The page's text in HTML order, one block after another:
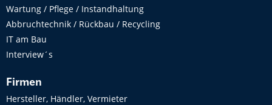
Wartung / Pflege / Instandhaltung
Abbruchtechnik / Rückbau / Recycling
IT am Bau
Interview´s
Firmen
Hersteller, Händler, Vermieter